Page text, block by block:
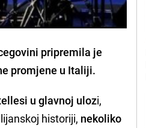
pripremila je
promjene u Italiji.
u glavnoj ulozi,
historiji, nekoliko